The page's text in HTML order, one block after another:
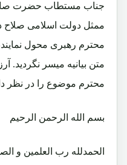
جناب مستطاب حضرت
ممثل دولت اسلامی صلاح
محترم رهبری محول
متن بیانیه میسر نگردید.
محترم موضوع را در نظر
بسم الله الرحمن الرحیم
الحمدلله رب العلمین و